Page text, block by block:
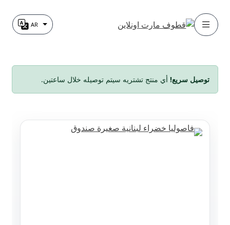
تخطي
تخطي
الفئة AR
تغيير اللغة
توصيل سريع!أي منتج تشتريه سيتم توصيله خلال ساعتين.